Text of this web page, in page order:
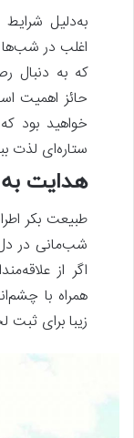
به‌دلیل
اغلب در
که به دنبال
حائز اهمیت
خواهید بود
ستاره‌ای لذت
هدایت
طبیعت بکر
شب‌مانی در دل
اگر از
همراه با
زیبا برای